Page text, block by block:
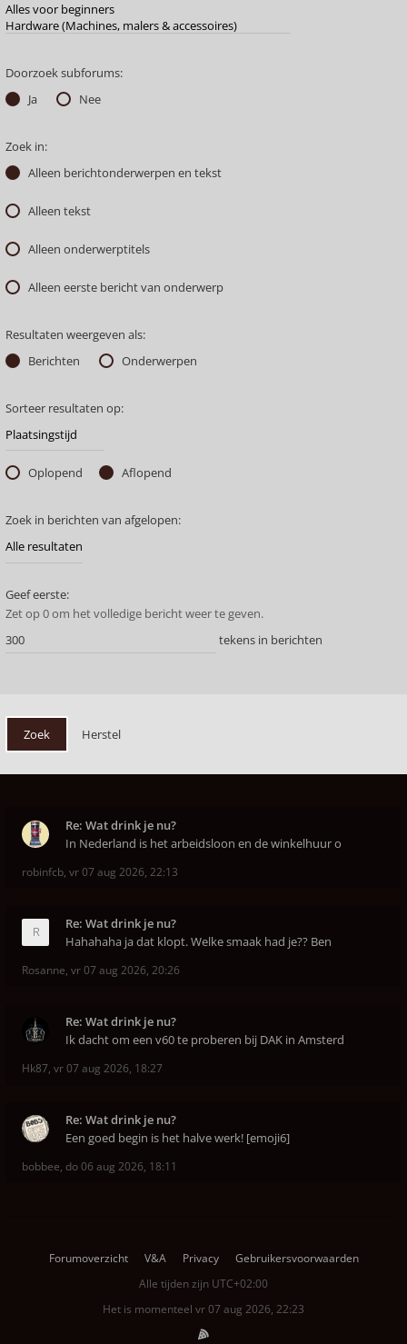
Doorzoek subforums:
Ja
Nee
Zoek in:
Alleen berichtonderwerpen en tekst
Alleen tekst
Alleen onderwerptitels
Alleen eerste bericht van onderwerp
Resultaten weergeven als:
Berichten
Onderwerpen
Sorteer resultaten op:
Oplopend Aflopend
Zoek in berichten van afgelopen:
Geef eerste:
Zet op 0 om het volledige bericht weer te geven.
tekens in berichten
Re: Wat drink je nu?
In Nederland is het arbeidsloon en de winkelhuur o
robinfcb, vr 07 aug 2026, 22:13
Re: Wat drink je nu?
Hahahaha ja dat klopt. Welke smaak had je?? Ben
Rosanne, vr 07 aug 2026, 20:26
Re: Wat drink je nu?
Ik dacht om een v60 te proberen bij DAK in Amsterd
Hk87, vr 07 aug 2026, 18:27
Re: Wat drink je nu?
Een goed begin is het halve werk! [emoji6]
bobbee, do 06 aug 2026, 18:11
Forumoverzicht V&A Privacy
Gebruikersvoorwaarden
Alle tijden zijn UTC+02:00
Het is momenteel vr 07 aug 2026, 22:23